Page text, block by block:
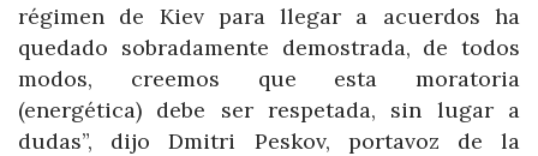
régimen de Kiev para llegar a acuerdos ha
quedado sobradamente demostrada, de todos
modos, creemos que esta moratoria
(energética) debe ser respetada, sin lugar a
dudas”, dijo Dmitri Peskov, portavoz de la